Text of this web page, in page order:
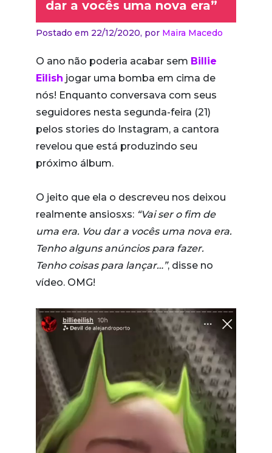
dar a vocês uma nova era”
Postado em 22/12/2020, por Maira Macedo
O ano não poderia acabar sem Billie
Eilish jogar uma bomba em cima de
nós! Enquanto conversava com seus
seguidores nesta segunda-feira (21)
pelos stories do Instagram, a cantora
revelou que está produzindo seu
próximo álbum.
O jeito que ela o descreveu nos deixou
realmente ansiosxs: “Vai ser o fim de
uma era. Vou dar a vocês uma nova era.
Tenho alguns anúncios para fazer.
Tenho coisas para lançar…”, disse no
vídeo. OMG!